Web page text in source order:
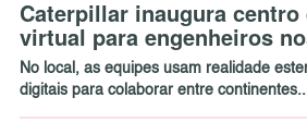
Caterpillar inaugura centro
virtual para engenheiros
No local, as equipes usam realidade
digitais para colaborar entre